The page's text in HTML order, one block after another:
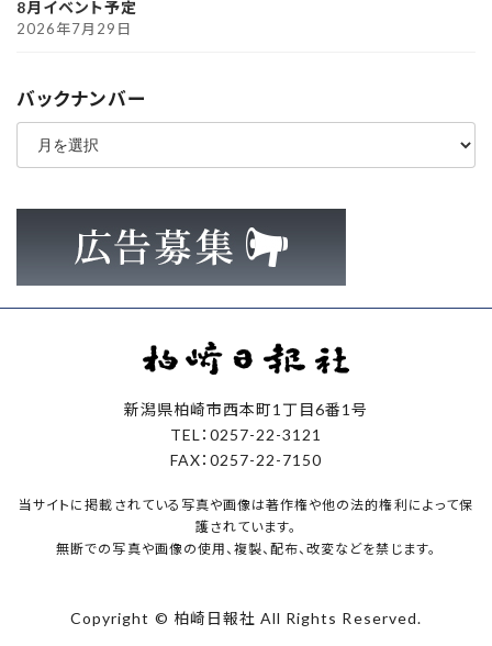
8月イベント予定
2026年7月29日
バックナンバー
ア
カ
ブ
新潟県柏崎市西本町1丁目6番1号
TEL：0257-22-3121
FAX：0257-22-7150
当サイトに掲載されている写真や画像は著作権や他の法的権利によって保
護されています。
無断での写真や画像の使用、複製、配布、改変などを禁じます。
Copyright © 柏崎日報社 All Rights Reserved.